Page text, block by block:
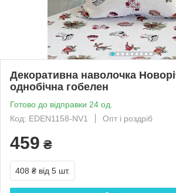
Декоративна наволочка
однобічна гобелен
Готово до відправки 24 од.
Код: EDEN1158-NV1
Опт і роздріб
459 ₴
408 ₴ від 5 шт.